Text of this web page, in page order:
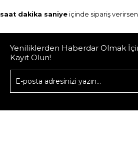
saat dakika saniye içinde sipariş
Yeniliklerden Haberdar Olmak
Kayıt Olun!